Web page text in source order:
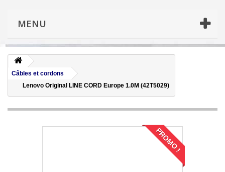
MENU
Câbles et cordons
Lenovo Original LINE CORD Europe 1.0M (42T5029)
PROMO !